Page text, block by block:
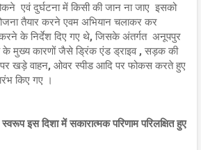
एवं दुर्घटना में किसी की जान ना जाए इसको
तैयार करने एवम अभियान चलाकर कर
के निर्देश दिए गए थे, जिसके अंतर्गत अनूपपुर
के मुख्य कारणों जैसे ड्रिंक एंड ड्राइव , सड़क की
पर खड़े वाहन, ओवर स्पीड आदि पर फोकस करते हुए
किए गए ।
स्वरूप इस दिशा में सकारात्मक परिणाम परिलक्षित हुए